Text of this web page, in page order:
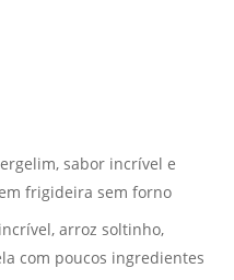
sabor incrível e
frigideira sem forno
arroz soltinho,
com poucos ingredientes